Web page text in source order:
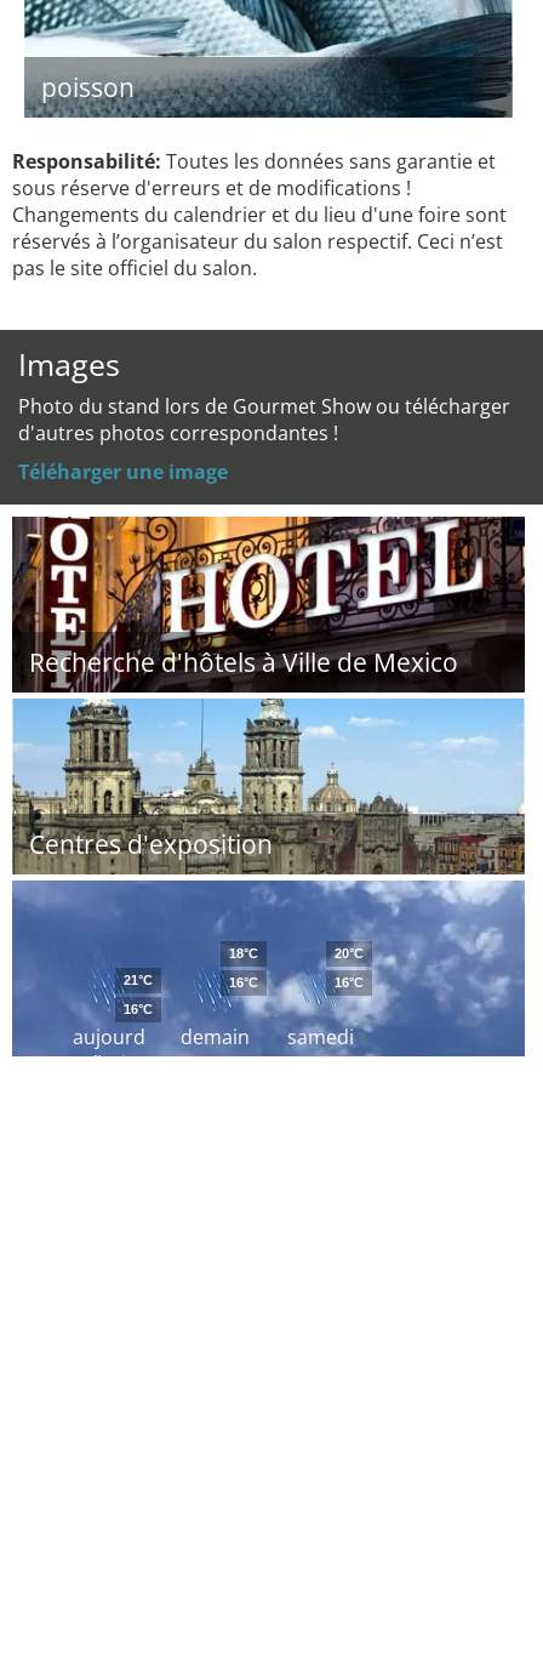
poisson
Responsabilité: Toutes les données sans garantie et
sous réserve d'erreurs et de modifications !
Changements du calendrier et du lieu d'une foire sont
réservés à l’organisateur du salon respectif. Ceci n’est
pas le site officiel du salon.
Images
Photo du stand lors de Gourmet Show ou télécharger
d'autres photos correspondantes !
Téléharger une image
Recherche d'hôtels à Ville de Mexico
Centres d'exposition
aujourd
´hui
21°C
16°C
demain
18°C
16°C
samedi
20°C
16°C